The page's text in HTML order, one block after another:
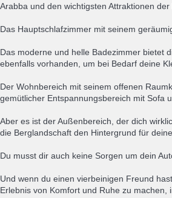
Arabba und den wichtigsten Attraktionen
Das Hauptschlafzimmer mit seinem
Das moderne und helle Badezimmer bietet
ebenfalls vorhanden, um bei Bedarf deine
Der Wohnbereich mit seinem offenen
gemütlicher Entspannungsbereich mit Sofa
Aber es ist der Außenbereich, der dich
die Berglandschaft den Hintergrund für
Du musst dir auch keine Sorgen um dein
Und wenn du einen vierbeinigen Freund
Erlebnis von Komfort und Ruhe zu